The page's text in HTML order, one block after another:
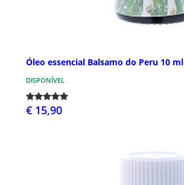
Óleo essencial Balsamo do Peru 10 ml
DISPONÍVEL
€ 15,90